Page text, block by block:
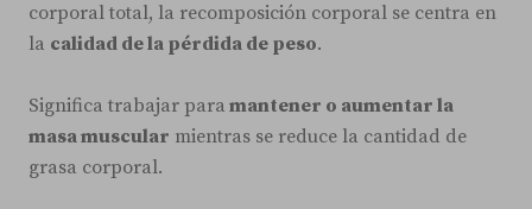
corporal total, la recomposición corporal se centra en
la calidad de la pérdida de peso.
Significa trabajar para mantener o aumentar la
masa muscular mientras se reduce la cantidad de
grasa corporal.